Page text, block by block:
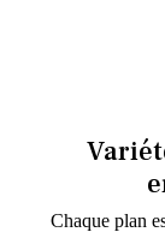
Chaque plan